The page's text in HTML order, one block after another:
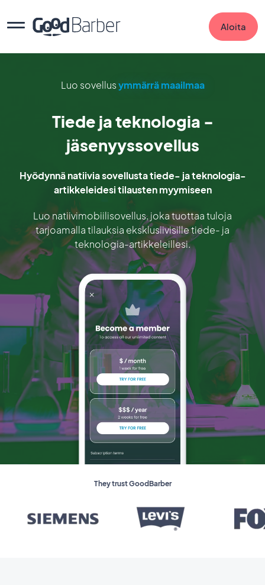
Aloita
Luo sovellusymmärrä maailmaa
Tiede ja teknologia -
jäsenyyssovellus
Hyödynnä natiivia sovellusta tiede- ja teknologia-
artikkeleidesi tilausten myymiseen
Luo natiivimobiilisovellus, joka tuottaa tuloja
tarjoamalla tilauksia eksklusiivisille tiede- ja
teknologia-artikkeleillesi.
They trust GoodBarber